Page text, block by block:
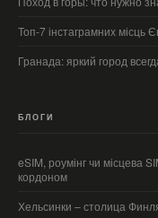
Топ-7 інстаграмних місць
Гранада: яркий город
БЛОГИ
eSIM, роумінг чи місцева
кордоном
Хельсинки – столица